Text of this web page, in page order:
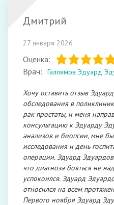
Дмитрий
27 января 2026
Оценка:
Врач:
Галлямов Эдуард
Хочу оставить отзыв
обследования в
рак простаты, и меня
консультацию к Эдуарду
анализов​ и биопсии​, мне
исследования и день
операции. Эдуард
что диагноза бояться не
успокоился. Эдуард
относился на всем
Первого ноября Эдуард